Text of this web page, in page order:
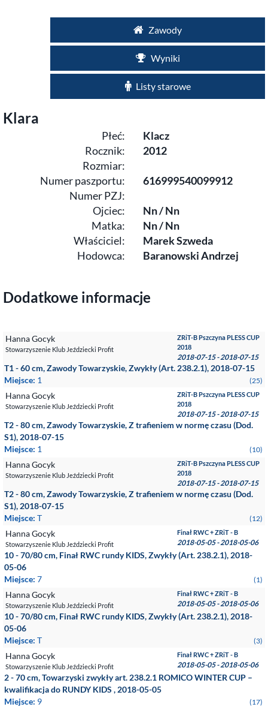
Zawody
Wyniki
Listy starowe
Klara
Płeć:
Klacz
Rocznik:
2012
Rozmiar:
Numer paszportu:
616999540099912
Numer PZJ:
Ojciec:
Nn / Nn
Matka:
Nn / Nn
Właściciel:
Marek Szweda
Hodowca:
Baranowski Andrzej
Dodatkowe informacje
Hanna Gocyk
Stowarzyszenie Klub Jeździecki Profit
ZRiT-B Pszczyna PLESS CUP
2018
2018-07-15 - 2018-07-15
T1 - 60 cm, Zawody Towarzyskie, Zwykły (Art. 238.2.1), 2018-07-15
Miejsce: 1 (25)
Hanna Gocyk
Stowarzyszenie Klub Jeździecki Profit
ZRiT-B Pszczyna PLESS CUP
2018
2018-07-15 - 2018-07-15
T2 - 80 cm, Zawody Towarzyskie, Z trafieniem w normę czasu (Dod.
S1), 2018-07-15
Miejsce: 1 (10)
Hanna Gocyk
Stowarzyszenie Klub Jeździecki Profit
ZRiT-B Pszczyna PLESS CUP
2018
2018-07-15 - 2018-07-15
T2 - 80 cm, Zawody Towarzyskie, Z trafieniem w normę czasu (Dod.
S1), 2018-07-15
Miejsce: T (12)
Hanna Gocyk
Stowarzyszenie Klub Jeździecki Profit
Finał RWC + ZRiT - B
2018-05-05 - 2018-05-06
10 - 70/80 cm, Finał RWC rundy KIDS, Zwykły (Art. 238.2.1), 2018-
05-06
Miejsce: 7 (1)
Hanna Gocyk
Stowarzyszenie Klub Jeździecki Profit
Finał RWC + ZRiT - B
2018-05-05 - 2018-05-06
10 - 70/80 cm, Finał RWC rundy KIDS, Zwykły (Art. 238.2.1), 2018-
05-06
Miejsce: T (3)
Hanna Gocyk
Stowarzyszenie Klub Jeździecki Profit
Finał RWC + ZRiT - B
2018-05-05 - 2018-05-06
2 - 70 cm, Towarzyski zwykły art. 238.2.1 ROMICO WINTER CUP –
kwalifikacja do RUNDY KIDS , 2018-05-05
Miejsce: 9 (17)